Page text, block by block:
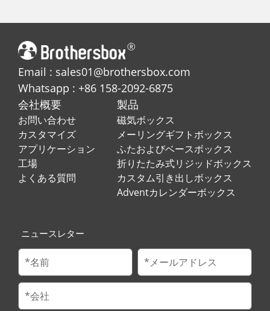
Email : sales01@brothersbox.com
Whatsapp : +86 158-2092-6875
会社概要
お問い合わせ
カスタマイズ
アプリケーション
工場
よくある質問
製品
磁気ボックス
メーリングギフトボックス
ふたおよびベースボックス
折りたたみ式リジッドボックス
カスタム引き出しボックス
Adventカレンダーボックス
ニュースレター